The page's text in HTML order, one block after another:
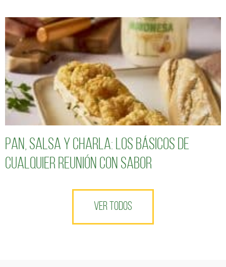
Pan, salsa y charla: los básicos de
cualquier reunión con sabor
VER TODOS